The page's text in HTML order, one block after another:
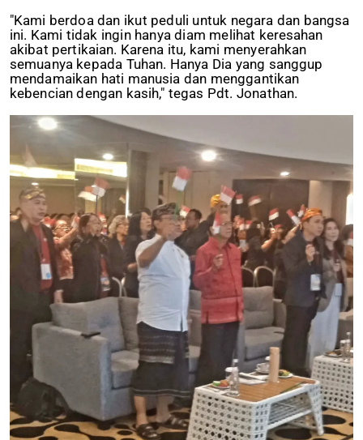
"Kami berdoa dan ikut peduli untuk negara dan bangsa
ini. Kami tidak ingin hanya diam melihat keresahan
akibat pertikaian. Karena itu, kami menyerahkan
semuanya kepada Tuhan. Hanya Dia yang sanggup
mendamaikan hati manusia dan menggantikan
kebencian dengan kasih," tegas Pdt. Jonathan.